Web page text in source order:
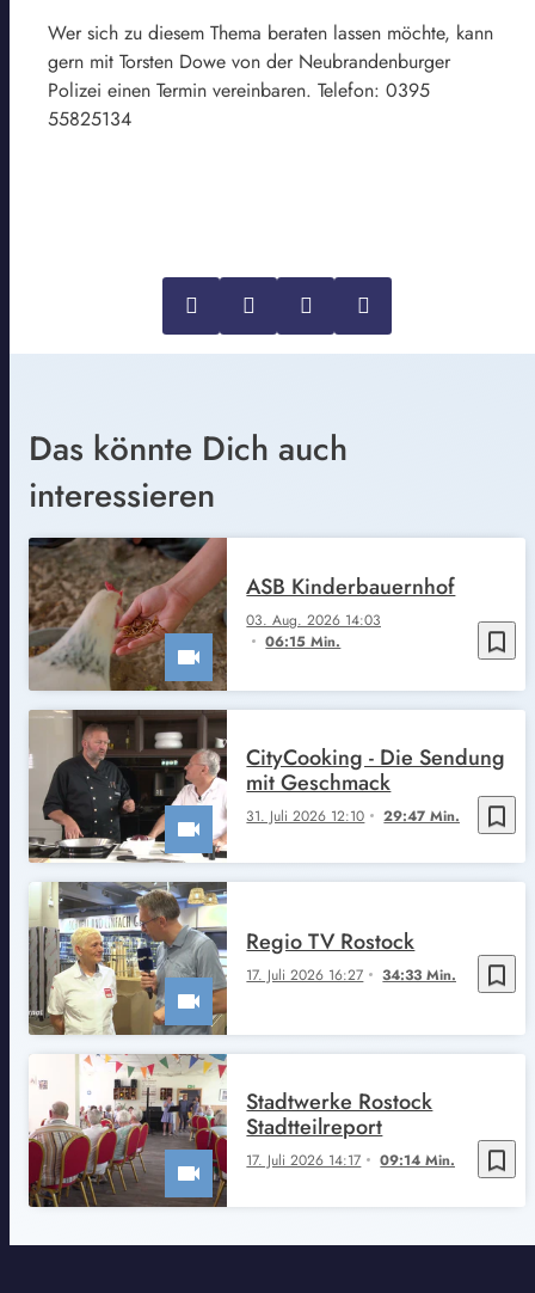
Wer sich zu diesem Thema beraten lassen möchte, kann
gern mit Torsten Dowe von der Neubrandenburger
Polizei einen Termin vereinbaren. Telefon: 0395
55825134
Das könnte Dich auch
interessieren
bookmark_border
03. Aug. 2026 14:03
06:15 Min.
ASB Kinderbauernhof
bookmark_border
31. Juli 2026 12:10 29:47 Min.
CityCooking - Die Sendung
mit Geschmack
bookmark_border
17. Juli 2026 16:27 34:33 Min.
Regio TV Rostock
bookmark_border
17. Juli 2026 14:17 09:14 Min.
Stadtwerke Rostock
Stadtteilreport